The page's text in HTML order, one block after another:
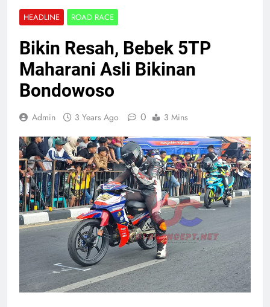
HEADLINE ROAD RACE
Bikin Resah, Bebek 5TP
Maharani Asli Bikinan
Bondowoso
Admin 3 Years Ago 0 3 Mins